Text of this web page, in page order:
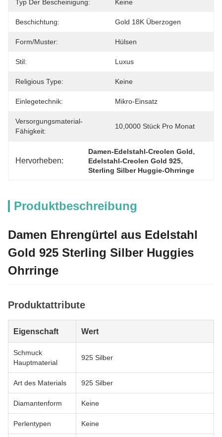
Typ Der Bescheinigung: Keine
Beschichtung: Gold 18K Überzogen
Form/Muster: Hülsen
Stil: Luxus
Religious Type: Keine
Einlegetechnik: Mikro-Einsatz
Versorgungsmaterial-
Fähigkeit:
10,0000 Stück Pro Monat
Hervorheben:
Damen-Edelstahl-Creolen Gold,
Edelstahl-Creolen Gold 925,
Sterling Silber Huggie-Ohrringe
Produktbeschreibung
Damen Ehrengürtel aus Edelstahl
Gold 925 Sterling Silber Huggies
Ohrringe
Produktattribute
Eigenschaft Wert
Schmuck
Hauptmaterial
925 Silber
Art des Materials 925 Silber
Diamantenform Keine
Perlentypen Keine